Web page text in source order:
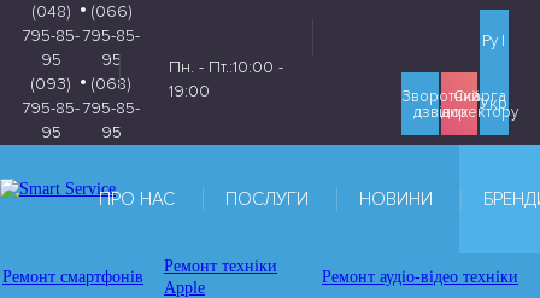
(048)
795-85-
95
(093)
795-85-
95
(066)
795-85-
95
(068)
795-85-
95
Пн. - Пт.:10:00 -
19:00
Зворотний
дзвінок
Скарга
директору
Ру |
Укр
ПРО НАС ПОСЛУГИ НОВИНИ
Ремонт смартфонів
Ремонт техніки
Apple
Ремонт аудіо-відео техніки